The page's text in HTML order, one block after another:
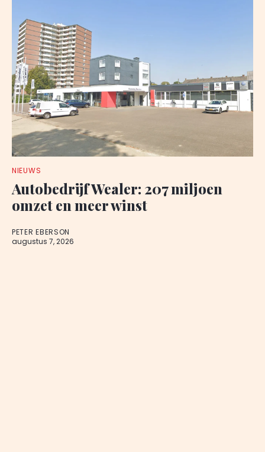
NIEUWS
Autobedrijf Wealer: 207 miljoen
omzet en meer winst
PETER EBERSON
augustus 7, 2026